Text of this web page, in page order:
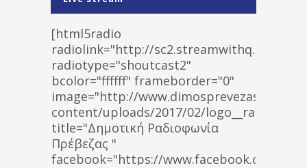
[html5radio
radiolink="http://
radiotype="shoutcast2"
bcolor="ffffff" frameborder="0"
image="http://www.dimosprevezas.gr/wp-
content/uploads/2017/02/
title="Δημοτική Ραδιοφωνία
Πρέβεζας "
facebook="https://www.facebook.com/